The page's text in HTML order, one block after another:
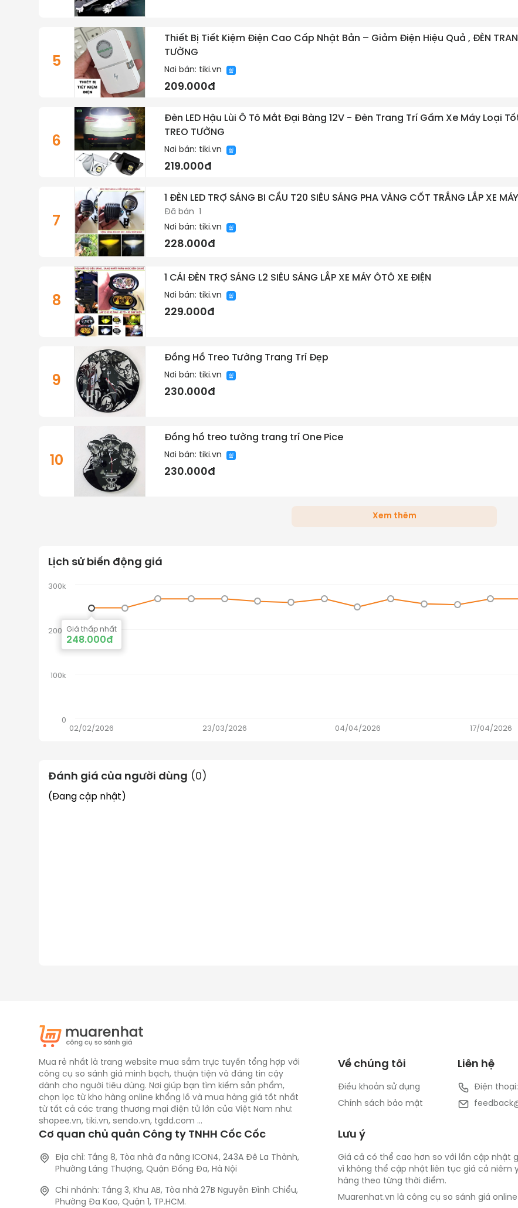
5
Thiết Bị Tiết Kiệm Điện Cao Cấp Nhật Bản – Giảm Điện Hiệu Quả , ĐÈN
TƯỜNG
Nơi bán: tiki.vn
209.000đ
6
Đèn LED Hậu Lùi Ô Tô Mắt Đại Bàng 12V - Đèn Trang Trí Gầm Xe Máy Loại Tốt
TREO TƯỜNG
Nơi bán: tiki.vn
219.000đ
7
1 ĐÈN LED TRỢ SÁNG BI CẦU T20 SIÊU SÁNG PHA VÀNG CỐT TRẮNG LẮP XE
Đã bán 1
Nơi bán: tiki.vn
228.000đ
8
1 CÁI ĐÈN TRỢ SÁNG L2 SIÊU SÁNG LẮP XE MÁY ÔTÔ XE ĐIỆN
Nơi bán: tiki.vn
229.000đ
9
Đồng Hồ Treo Tường Trang Trí Đẹp
Nơi bán: tiki.vn
230.000đ
10
Đồng hồ treo tường trang trí One Pice
Nơi bán: tiki.vn
230.000đ
Xem thêm
Lịch sử biến động giá
0
100k
200k
300k
Giá thấp nhất
248.000đ
02/02/2026 23/03/2026 04/04/2026 17/04/2026
Đánh giá của người dùng (0 )
(Đang cập nhật)
Mua rẻ nhất là trang website mua sắm trực tuyến tổng hợp với
công cụ so sánh giá minh bạch, thuận tiện và đáng tin cậy
dành cho người tiêu dùng. Nơi giúp bạn tìm kiếm sản phẩm,
chọn lọc từ kho hàng online khổng lồ và mua hàng giá tốt nhất
từ tất cả các trang thương mại điện tử lớn của Việt Nam như:
shopee.vn, tiki.vn, sendo.vn, tgdd.com ...
Về chúng tôi
Điều khoản sử dụng
Chính sách bảo mật
Liên hệ
Điện
Cơ quan chủ quản Công ty TNHH Cốc Cốc
Địa chỉ: Tầng 8, Tòa nhà đa năng ICON4, 243A Đê La Thành,
Phường Láng Thượng, Quận Đống Đa, Hà Nội
Chi nhánh: Tầng 3, Khu AB, Tòa nhà 27B Nguyễn Đình Chiểu,
Phường Đa Kao, Quận 1, TP.HCM.
Lưu ý
Giá cả có thể cao hơn so với lần cập nhật
vì không thể cập nhật liên tục giá cả niêm
hàng theo từng thời điểm.
Muarenhat.vn là công cụ so sánh giá